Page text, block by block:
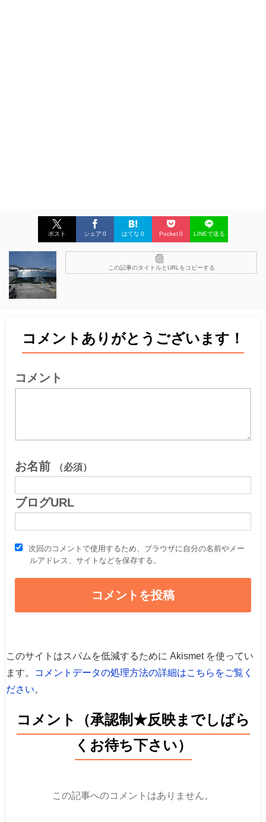
ポスト シェア 0 はてな 0 Pocket0 LINEで送る
この記事のタイトルとURLをコピーする
コメントありがとうございます！
コメント
お名前 （必須）
ブログURL
次回のコメントで使用するため、ブラウザに自分の名前やメー
ルアドレス、サイトなどを保存する。
このサイトはスパムを低減するために Akismet を使ってい
ます。
コメントデータの処理方法の詳細はこちらをご覧く
ださい。
コメント（承認制★反映までしばら
くお待ち下さい）
この記事へのコメントはありません。